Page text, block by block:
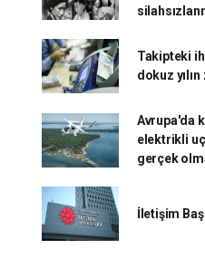
Takipteki
dokuz
Avrupa'da
elektrikli
gerçek
İletişim